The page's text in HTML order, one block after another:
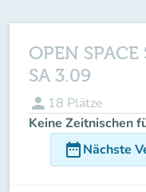
OPEN SPACE
SA 3.09
person 18 Plätze
Keine Zeitnischen
date_rangeNächste